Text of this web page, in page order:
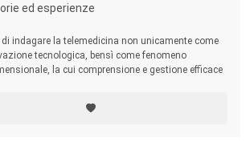
ed esperienze
indagare la telemedicina non unicamente come
tecnologica, bensì come fenomeno
la cui comprensione e gestione efficace
e prospettive analitiche utili agli attori coinvolti, a
di organizzazione, governo e gestione dei